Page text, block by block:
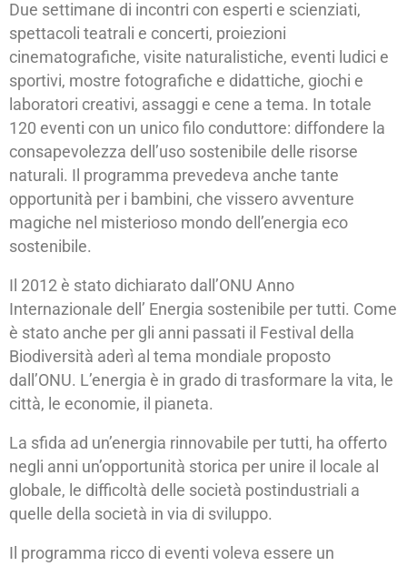
Due settimane di incontri con esperti e scienziati,
spettacoli teatrali e concerti, proiezioni
cinematografiche, visite naturalistiche, eventi ludici e
sportivi, mostre fotografiche e didattiche, giochi e
laboratori creativi, assaggi e cene a tema. In totale
120 eventi con un unico filo conduttore: diffondere la
consapevolezza dell’uso sostenibile delle risorse
naturali. Il programma prevedeva anche tante
opportunità per i bambini, che vissero avventure
magiche nel misterioso mondo dell’energia eco
sostenibile.
Il 2012 è stato dichiarato dall’ONU Anno
Internazionale dell’ Energia sostenibile per tutti. Come
è stato anche per gli anni passati il Festival della
Biodiversità aderì al tema mondiale proposto
dall’ONU. L’energia è in grado di trasformare la vita, le
città, le economie, il pianeta.
La sfida ad un’energia rinnovabile per tutti, ha offerto
negli anni un’opportunità storica per unire il locale al
globale, le difficoltà delle società postindustriali a
quelle della società in via di sviluppo.
Il programma ricco di eventi voleva essere un